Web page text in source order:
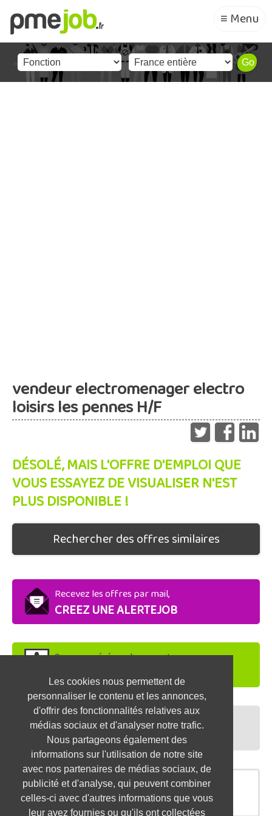
Les cookies nous permettent de
personnaliser le contenu et les annonces,
d'offrir des fonctionnalités relatives aux
médias sociaux et d'analyser notre trafic.
Nous partageons également des
informations sur l'utilisation de notre site
avec nos partenaires de médias sociaux, de
publicité et d'analyse, qui peuvent combiner
celles-ci avec d'autres informations que vous
leur avez fournies ou qu'ils ont collectées
≡ Menu
vendeur electromenager electro
loisirs les pennes H/F
DÉSOLÉ, MAIS L'OFFRE D'EMPLOI QUE
VOUS ESSAYEZ DE VISUALISER N'EST
PLUS DISPONIBLE !
Rechercher des offres similaires
Recevez les offres par mail,
CREEZ UNE ALERTEJOB
Soyez repéré par les recruteurs,
DEPOSEZ VOTRE CV
Préparez vos entretiens,
TESTEZ-VOUS
OFFRES SIMILAIRES